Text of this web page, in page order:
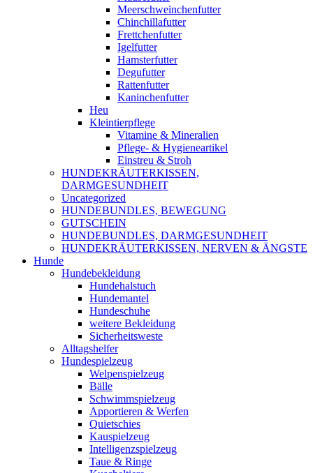
Meerschweinchenfutter
Chinchillafutter
Frettchenfutter
Igelfutter
Hamsterfutter
Degufutter
Rattenfutter
Kaninchenfutter
Heu
Kleintierpflege
Vitamine & Mineralien
Pflege- & Hygieneartikel
Einstreu & Stroh
HUNDEKRÄUTERKISSEN,
DARMGESUNDHEIT
Uncategorized
HUNDEBUNDLES, BEWEGUNG
GUTSCHEIN
HUNDEBUNDLES, DARMGESUNDHEIT
HUNDEKRÄUTERKISSEN, NERVEN & ÄNGSTE
Hunde
Hundebekleidung
Hundehalstuch
Hundemantel
Hundeschuhe
weitere Bekleidung
Sicherheitsweste
Alltagshelfer
Hundespielzeug
Welpenspielzeug
Bälle
Schwimmspielzeug
Apportieren & Werfen
Quietschies
Kauspielzeug
Intelligenzspielzeug
Taue & Ringe